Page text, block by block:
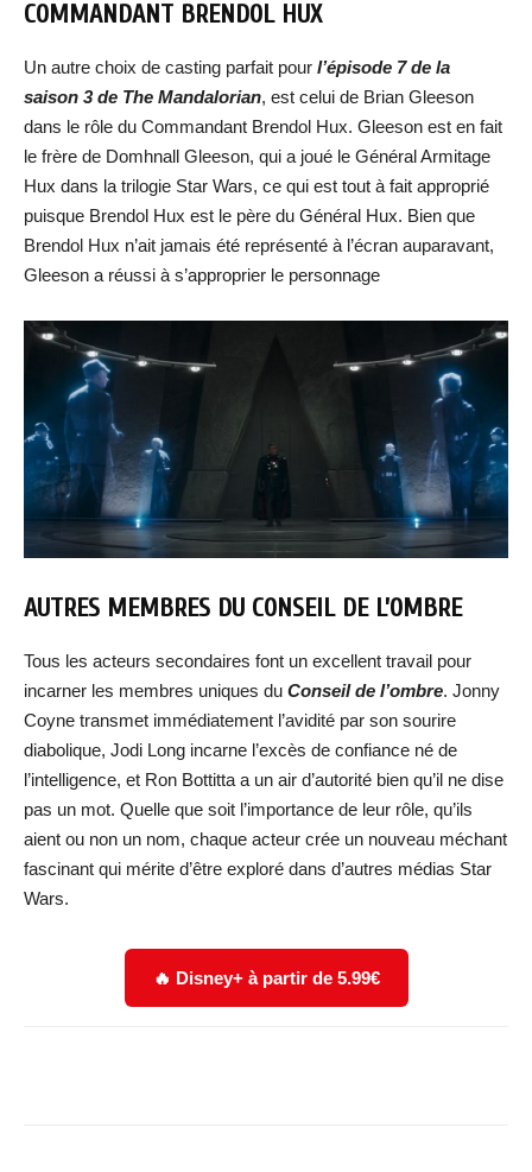
COMMANDANT BRENDOL HUX
Un autre choix de casting parfait pour l’épisode 7 de la
saison 3 de The Mandalorian, est celui de Brian Gleeson
dans le rôle du Commandant Brendol Hux. Gleeson est en fait
le frère de Domhnall Gleeson, qui a joué le Général Armitage
Hux dans la trilogie Star Wars, ce qui est tout à fait approprié
puisque Brendol Hux est le père du Général Hux. Bien que
Brendol Hux n’ait jamais été représenté à l’écran auparavant,
Gleeson a réussi à s’approprier le personnage
AUTRES MEMBRES DU CONSEIL DE L’OMBRE
Tous les acteurs secondaires font un excellent travail pour
incarner les membres uniques du Conseil de l’ombre. Jonny
Coyne transmet immédiatement l’avidité par son sourire
diabolique, Jodi Long incarne l’excès de confiance né de
l’intelligence, et Ron Bottitta a un air d’autorité bien qu’il ne dise
pas un mot. Quelle que soit l’importance de leur rôle, qu’ils
aient ou non un nom, chaque acteur crée un nouveau méchant
fascinant qui mérite d’être exploré dans d’autres médias Star
Wars.
🔥 Disney+ à partir de 5.99€